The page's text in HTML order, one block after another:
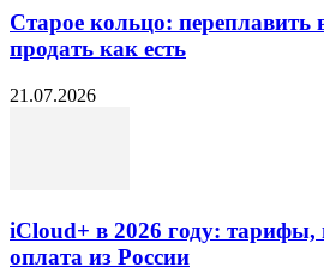
Старое кольцо: переплавить
продать как есть
21.07.2026
iCloud+ в 2026 году: тарифы,
оплата из России